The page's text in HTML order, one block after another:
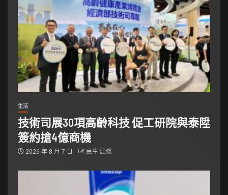
生活
技術司展30項高齡科技 促工研院與泰陞
簽約搶4億商機
2026 年 8 月 7 日 民生 頭條